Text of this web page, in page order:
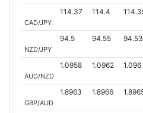
CAD/JPY
114.37 114.4
NZD/JPY
94.5 94.55 94.53
AUD/NZD
1.0958 1.0962 1.096
GBP/AUD
1.8963 1.8966